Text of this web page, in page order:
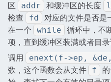
区
addr 和缓冲区的长度
检查
fd
对应的文件是否是
在一个
while
循环中，不
项，直到缓冲区装满或者目录
调用
enext(f->ep,
数，这个函数会从文件
f